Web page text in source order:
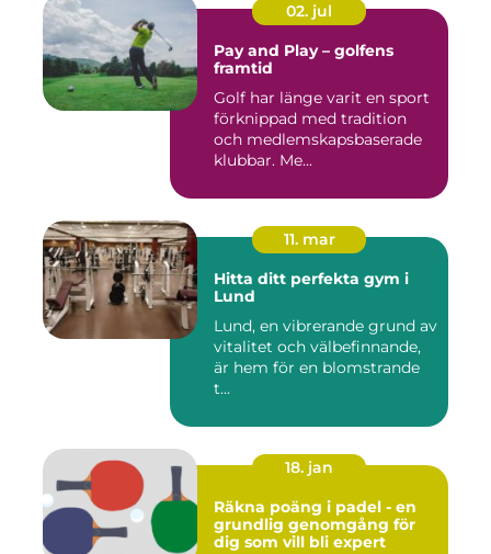
02. jul
Pay and Play – golfens
framtid
Golf har länge varit en sport
förknippad med tradition
och medlemskapsbaserade
klubbar. Me...
11. mar
Hitta ditt perfekta gym i
Lund
Lund, en vibrerande grund av
vitalitet och välbefinnande,
är hem för en blomstrande
t...
18. jan
Räkna poäng i padel - en
grundlig genomgång för
dig som vill bli expert